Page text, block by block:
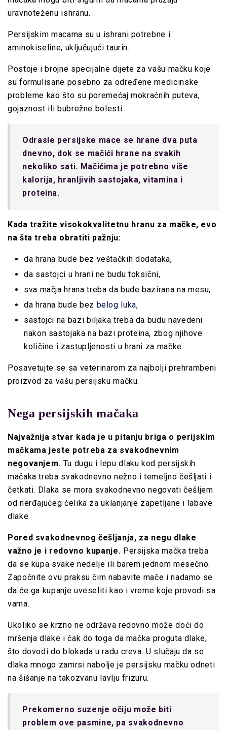
uravnoteženu ishranu.
Persijskim macama su u ishrani potrebne i
aminokiseline, uključujući taurin.
Postoje i brojne specijalne dijete za vašu mačku koje
su formulisane posebno za određene medicinske
probleme kao što su poremećaj mokraćnih puteva,
gojaznost ili bubrežne bolesti.
Odrasle persijske mace se hrane dva puta
dnevno, dok se mačići hrane na svakih
nekoliko sati. Mačićima je potrebno više
kalorija, hranljivih sastojaka, vitamina i
proteina.
Kada tražite visokokvalitetnu hranu za mačke, evo
na šta treba obratiti pažnju:
da hrana bude bez veštačkih dodataka,
da sastojci u hrani ne budu toksični,
sva mačja hrana treba da bude bazirana na mesu,
da hrana bude bez belog luka,
sastojci na bazi biljaka treba da budu navedeni
nakon sastojaka na bazi proteina, zbog njihove
količine i zastupljenosti u hrani za mačke.
Posavetujte se sa veterinarom za najbolji prehrambeni
proizvod za vašu persijsku mačku.
Nega persijskih mačaka
Najvažnija stvar kada je u pitanju briga o perijskim
mačkama jeste potreba za svakodnevnim
negovanjem. Tu dugu i lepu dlaku kod persijskih
mačaka treba svakodnevno nežno i temeljno češljati i
četkati. Dlaka se mora svakodnevno negovati češljem
od nerđajućeg čelika za uklanjanje zapetljane i labave
dlake.
Pored svakodnevnog češljanja, za negu dlake
važno je i redovno kupanje. Persijska mačka treba
da se kupa svake nedelje ili barem jednom mesečno.
Započnite ovu praksu čim nabavite mače i nadamo se
da će ga kupanje uveseliti kao i vreme koje provodi sa
vama.
Ukoliko se krzno ne održava redovno može doći do
mršenja dlake i čak do toga da mačka proguta dlake,
što dovodi do blokada u radu creva. U slučaju da se
dlaka mnogo zamrsi nabolje je persijsku mačku odneti
na šišanje na takozvanu lavlju frizuru.
Prekomerno suzenje očiju može biti
problem ove pasmine, pa svakodnevno